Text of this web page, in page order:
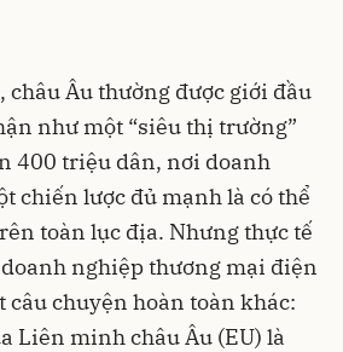
Âu thường được giới đầu
như một “siêu thị trường”
400 triệu dân, nơi doanh
chiến lược đủ mạnh là có thể
toàn lục địa. Nhưng thực tế
nghiệp thương mại điện
câu chuyện hoàn toàn khác:
Liên minh châu Âu (EU) là